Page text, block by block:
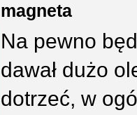
magneta
Na pewno
dawał dużo
dotrzeć, w